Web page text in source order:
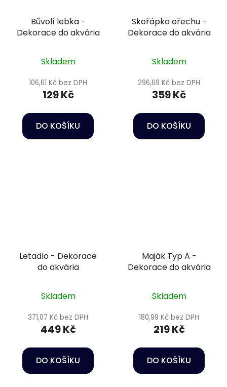
Bůvolí lebka -
Dekorace do akvária
Skladem
106,61 Kč bez DPH
129 Kč
DO KOŠÍKU
Skořápka ořechu -
Dekorace do akvária
Skladem
296,69 Kč bez DPH
359 Kč
DO KOŠÍKU
Letadlo - Dekorace
do akvária
Skladem
371,07 Kč bez DPH
449 Kč
DO KOŠÍKU
Maják Typ A -
Dekorace do akvária
Skladem
180,99 Kč bez DPH
219 Kč
DO KOŠÍKU